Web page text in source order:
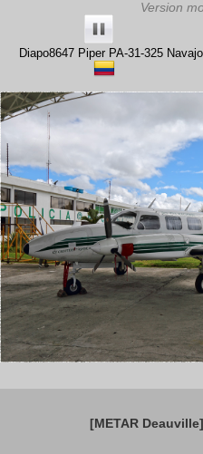
Diapo8647 Piper PA-31-325
[METAR Deauville]